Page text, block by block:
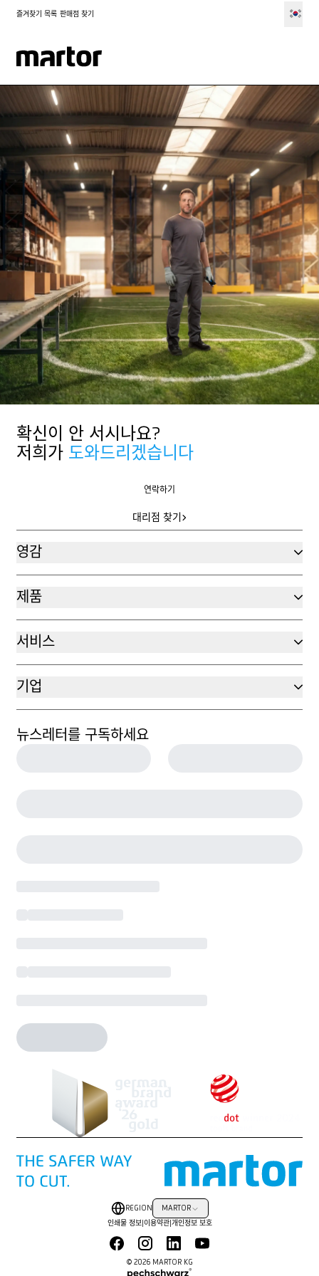
즐겨찾기 목록 판매점 찾기
MARTOR 월드컵 프로모션이 종료되었습니다. 참여해 주신 모든 대리
점 여러분께 감사드립니다.
마르토르에 대해 더 알아보기
마르토르에 대해 더 알아보기
확신이 안 서시나요?
저희가 도와드리겠습니다
연락하기
대리점 찾기
영감
제품
서비스
기업
뉴스레터를 구독하세요
© 2026 MARTOR KG
REGION MARTOR
인쇄물 정보| 이용약관| 개인정보 보호